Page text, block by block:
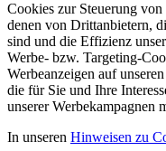
Cookies zur Steuerung von
denen von Drittanbietern,
sind und die Effizienz
Werbe- bzw. Targeting-
Werbeanzeigen auf
die für Sie und Ihre
unserer Werbekampagnen
In unseren Hinweisen zu